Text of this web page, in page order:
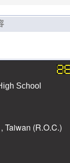
School
, Taiwan (R.O.C.)